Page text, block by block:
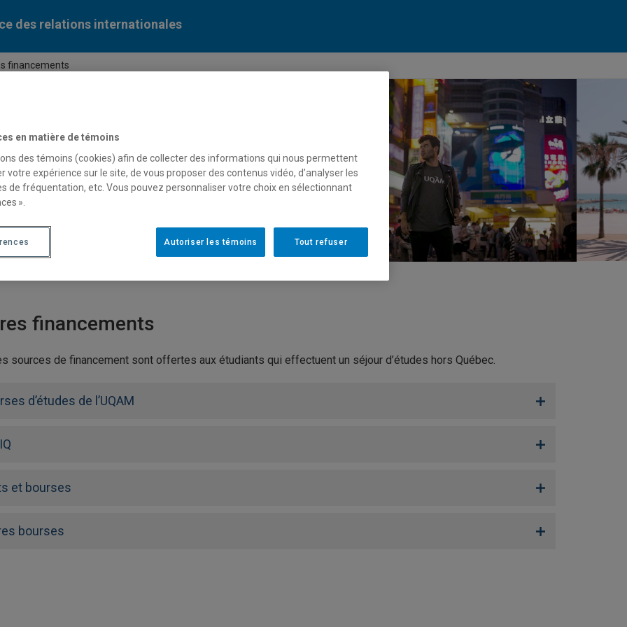
des relations internationales
financements
financements
sources de financement sont offertes aux étudiants qui effectuent un séjour d’études hors Québec.
d’études de l’UQAM
et bourses
bourses
en matière de témoins
des témoins (cookies) afin de collecter des informations qui nous permettent
votre expérience sur le site, de vous proposer des contenus vidéo, d’analyser les
de fréquentation, etc. Vous pouvez personnaliser votre choix en sélectionnant
».
Tout refuser
Autoriser les témoins